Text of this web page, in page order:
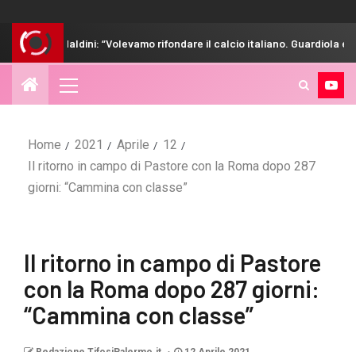
“Volevamo rifondare il calcio italiano. Guardiola era tentato”
Home 2021 Aprile
12
Il ritorno in campo di Pastore con la Roma dopo 287
giorni: “Cammina con classe”
Il ritorno in campo di Pastore
con la Roma dopo 287 giorni:
“Cammina con classe”